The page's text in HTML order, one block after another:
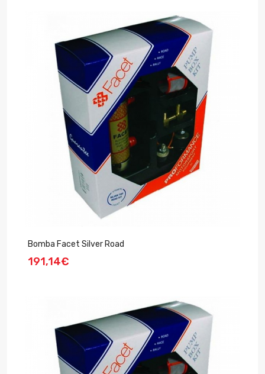
Bomba Facet Silver Road
191,14€